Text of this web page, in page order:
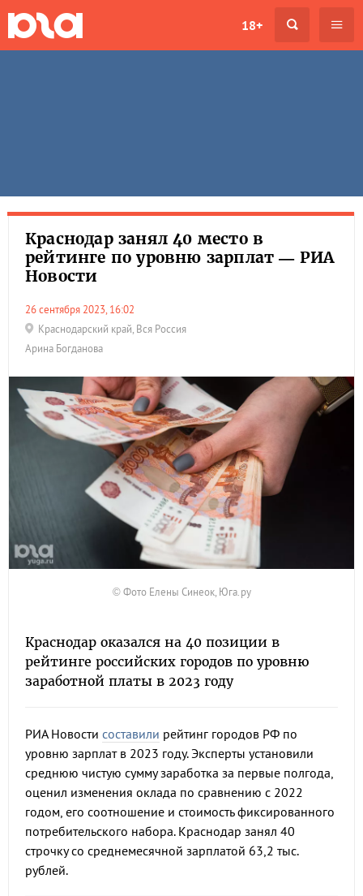
18+
Краснодар занял 40 место в
рейтинге по уровню зарплат — РИА
Новости
26 сентября 2023, 16:02
Краснодарский край, Вся Россия
Арина Богданова
© Фото Елены Синеок, Юга.ру
Краснодар оказался на 40 позиции в
рейтинге российских городов по уровню
заработной платы в 2023 году
РИА Новости составили рейтинг городов РФ по
уровню зарплат в 2023 году. Эксперты установили
среднюю чистую сумму заработка за первые полгода,
оценил изменения оклада по сравнению с 2022
годом, его соотношение и стоимость фиксированного
потребительского набора. Краснодар занял 40
строчку со среднемесячной зарплатой 63,2 тыс.
рублей.